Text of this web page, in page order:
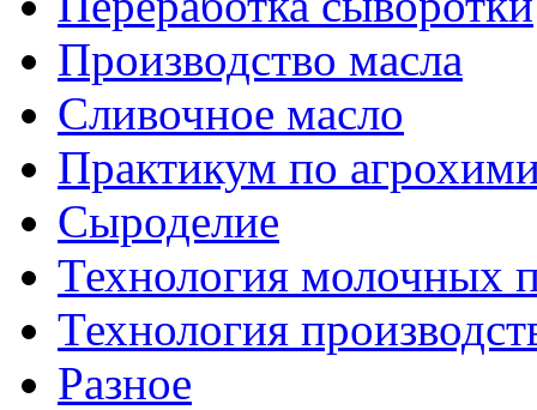
Производство масла
Сливочное масло
Практикум по
Сыроделие
Технология молочных
Технология
Разное